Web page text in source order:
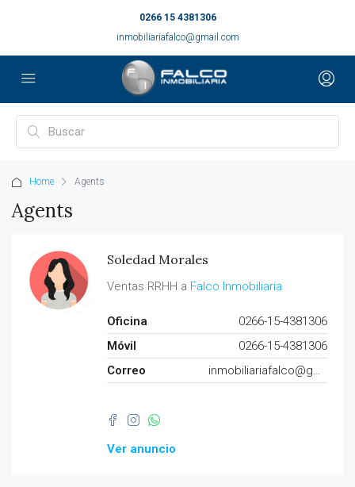
0266 15 4381306
inmobiliariafalco@gmail.com
Home Agents
Agents
Soledad Morales
Ventas RRHH a Falco Inmobiliaria
Oficina
0266-15-4381306
Móvil
0266-15-4381306
Correo
inmobiliariafalco@gmail.com
Ver anuncio